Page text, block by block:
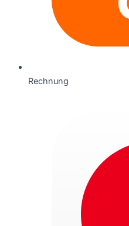
Rechnung